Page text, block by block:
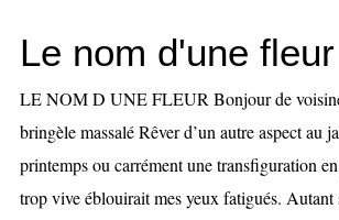
Le nom d'une fleur
LE NOM D UNE FLEUR Bonjour de
bringèle massalé Rêver d’un autre aspect au
printemps ou carrément une transfiguration
trop vive éblouirait mes yeux fatigués. Autant